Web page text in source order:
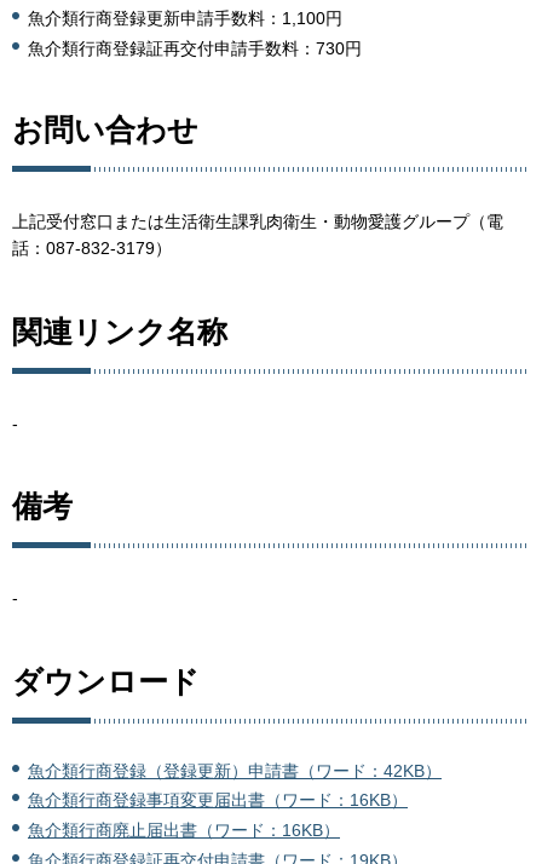
魚介類行商登録更新申請手数料：1,100円
魚介類行商登録証再交付申請手数料：730円
お問い合わせ
上記受付窓口または生活衛生課乳肉衛生・動物愛護グループ（電
話：087-832-3179）
関連リンク名称
-
備考
-
ダウンロード
魚介類行商登録（登録更新）申請書（ワード：42KB）
魚介類行商登録事項変更届出書（ワード：16KB）
魚介類行商廃止届出書（ワード：16KB）
魚介類行商登録証再交付申請書（ワード：19KB）